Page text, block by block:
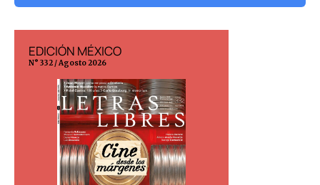
EDICIÓN MÉXICO
N° 332 / Agosto 2026